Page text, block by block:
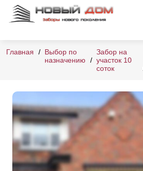
Главная
Выбор по
назначению
Забор на
участок 10
соток